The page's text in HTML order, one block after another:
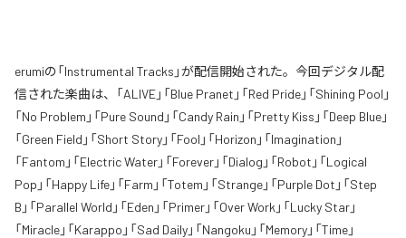
erumiの「Instrumental Tracks」が配信開始された。今回デジタル配
信された楽曲は、「ALIVE」「Blue Pranet」「Red Pride」「Shining Pool」
「No Problem」「Pure Sound」「Candy Rain」「Pretty Kiss」「Deep Blue」
「Green Field」「Short Story」「Fool」「Horizon」「Imagination」
「Fantom」「Electric Water」「Forever」「Dialog」「Robot」「Logical
Pop」「Happy Life」「Farm」「Totem」「Strange」「Purple Dot」「Step
B」「Parallel World」「Eden」「Primer」「Over Work」「Lucky Star」
「Miracle」「Karappo」「Sad Daily」「Nangoku」「Memory」「Time」